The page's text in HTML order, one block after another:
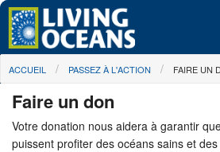
Skip to main content
À propos de nous
Nos campagnes
Centre des Médias
You are here
ACCUEIL PASSEZ À L'ACTION FAIRE UN
Faire un don
Votre donation nous aidera à garantir
puissent profiter des océans sains et